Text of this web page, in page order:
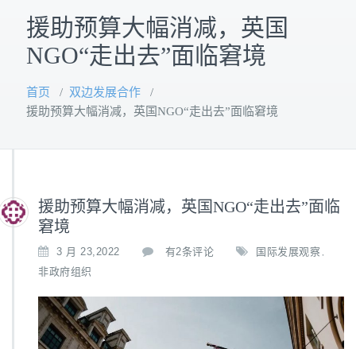
援助预算大幅消减，英国
NGO“走出去”面临窘境
首页 / 双边发展合作 /
援助预算大幅消减，英国NGO“走出去”面临窘境
援助预算大幅消减，英国NGO“走出去”面临
窘境
3 月 23,2022
援
算
有2条评论 国际发展观察 ,
非政府组织